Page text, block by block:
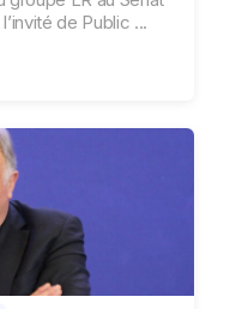
de Public